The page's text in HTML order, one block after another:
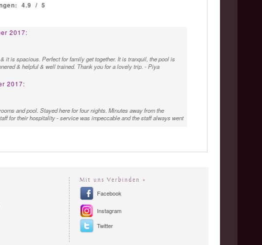
4.9 / 5
2017:
it is spacious. Perfect for family get together. It is tranquil, the pool is
& helpful & well trained. Thank you for a lovely trip. - Piya
2017:
and pool. Stayed here for four nights. Minutes away from the
for their hospitality - service was impeccable and the staff always went
Mit uns Verbinden »
Facebook
Instagram
Twitter